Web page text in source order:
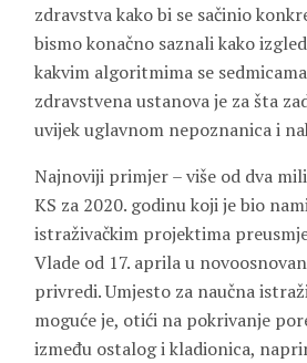
zdravstva kako bi se sačinio
bismo konačno saznali kako
kakvim algoritmima se
zdravstvena ustanova je za šta
uvijek uglavnom nepoznanica i
Najnoviji primjer – više od dva
KS za 2020. godinu koji je bio
istraživačkim projektima
Vlade od 17. aprila u
privredi. Umjesto za naučna
moguće je, otići na pokrivanje
između ostalog i kladionica,